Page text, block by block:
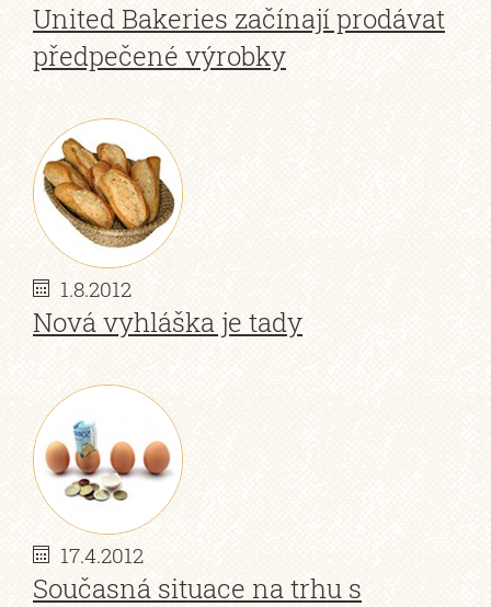
United Bakeries začínají prodávat
předpečené výrobky
1.8.2012
Nová vyhláška je tady
17.4.2012
Současná situace na trhu s